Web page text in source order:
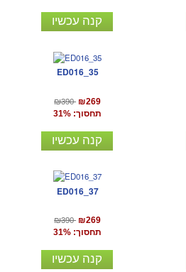
קנה עכשיו
ED016_35
₪390 ₪269
תחסוך: 31%
קנה עכשיו
ED016_37
₪390 ₪269
תחסוך: 31%
קנה עכשיו